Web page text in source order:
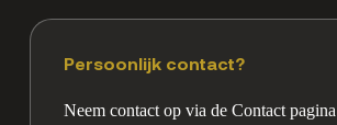
Persoonlijk contact?
Neem contact op via de Contact pagina